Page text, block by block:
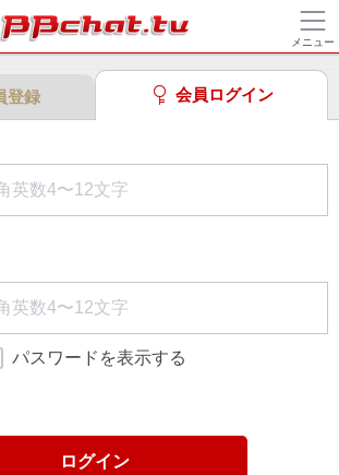
メニュー
登録 会員ログイン
パスワードを表示する
ログイン